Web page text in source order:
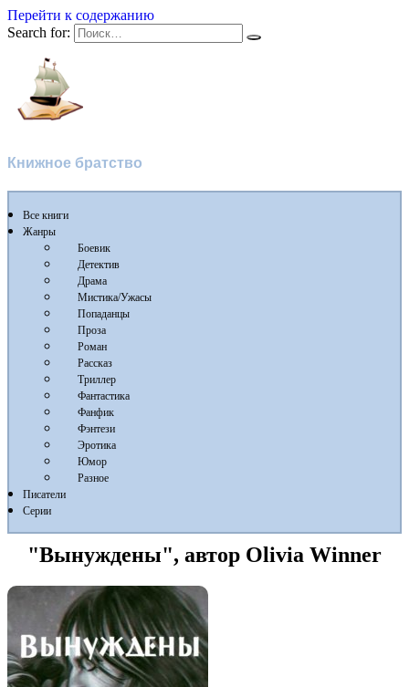
Перейти к содержанию
Search for:
Книжное братство
Все книги
Жанры
Боевик
Детектив
Драма
Мистика/Ужасы
Попаданцы
Проза
Роман
Рассказ
Триллер
Фантастика
Фанфик
Фэнтези
Эротика
Юмор
Разное
Писатели
Серии
"Вынуждены", автор Olivia Winner